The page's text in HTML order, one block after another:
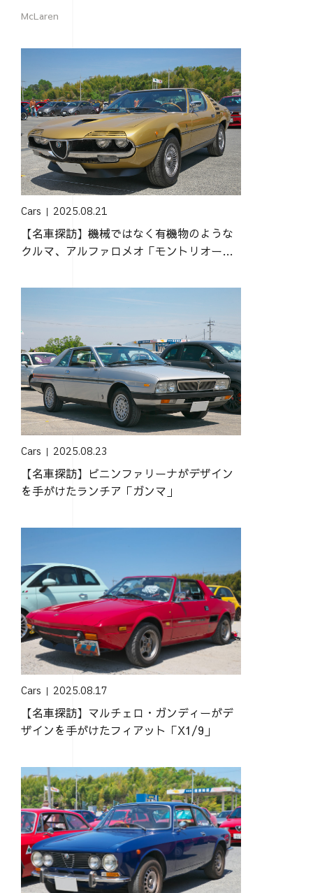
McLaren
Cars 2025.08.21
【名車探訪】機械ではなく有機物のような
クルマ、アルファロメオ「モントリオー
Cars 2025.08.23
【名車探訪】ピニンファリーナがデザイン
を手がけたランチア「ガンマ」
Cars 2025.08.17
【名車探訪】マルチェロ・ガンディーがデ
ザインを手がけたフィアット「X1/9」